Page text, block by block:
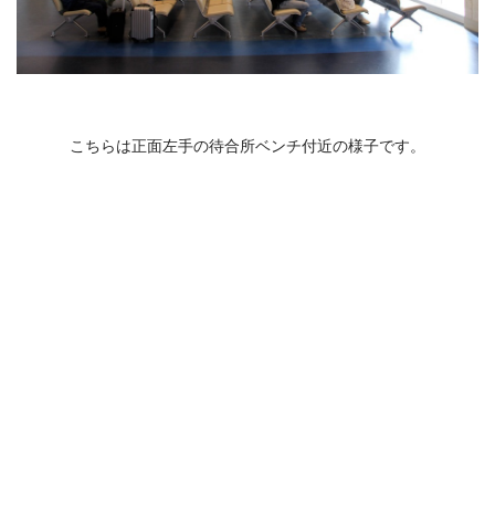
こちらは正面左手の待合所ベンチ付近の様子です。